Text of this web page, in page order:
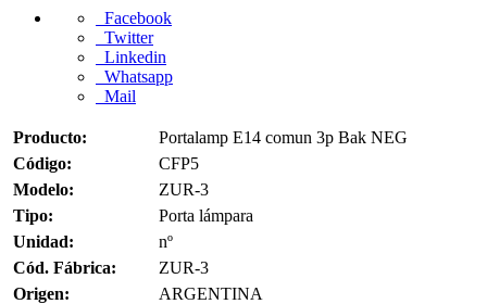
Facebook
Twitter
Linkedin
Whatsapp
Mail
Producto:
Portalamp E14 comun 3p Bak NEG
Código:
CFP5
Modelo:
ZUR-3
Tipo:
Porta lámpara
Unidad:
nº
Cód. Fábrica:
ZUR-3
Origen:
ARGENTINA